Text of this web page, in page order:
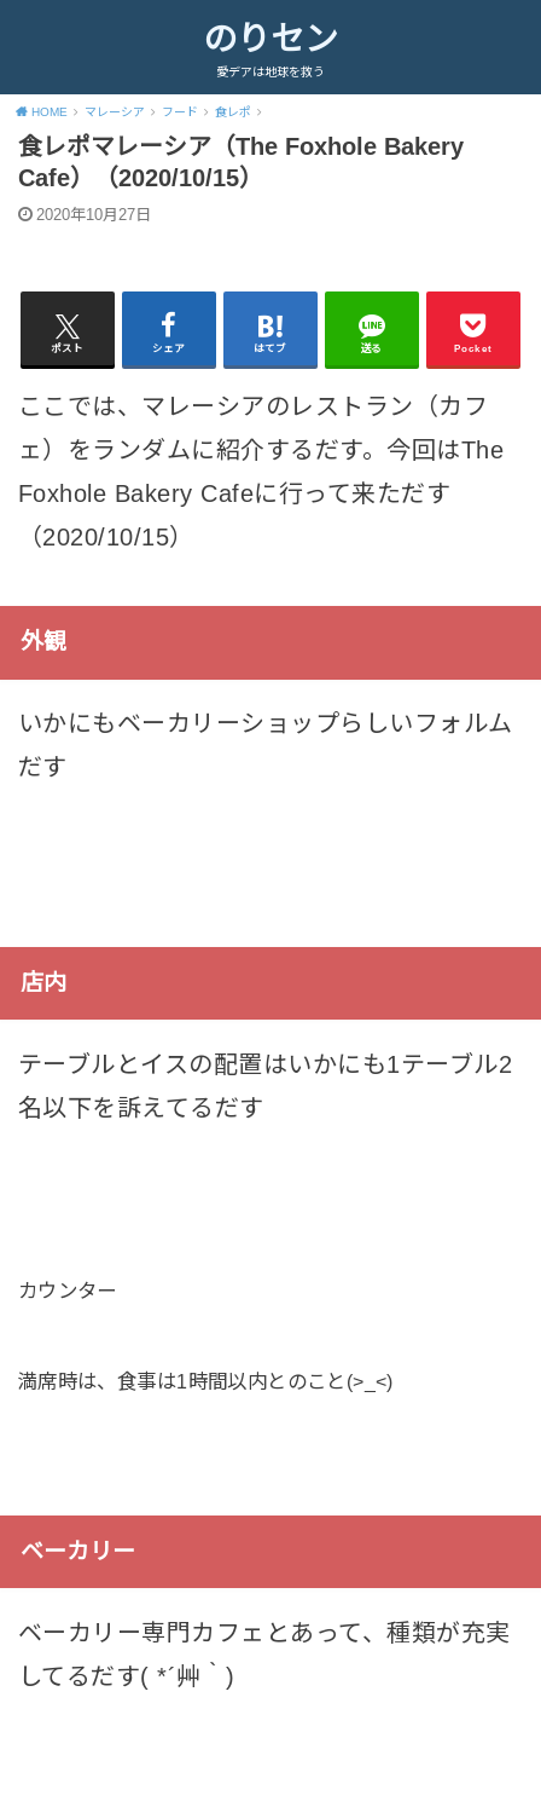
のりセン
愛デアは地球を救う
HOME マレーシア フード 食レポ
食レポマレーシア（The Foxhole Bakery
Cafe）（2020/10/15）
2020年10月27日
ポスト シェア はてブ 送る Pocket
ここでは、マレーシアのレストラン（カフ
ェ）をランダムに紹介するだす。今回はThe
Foxhole Bakery Cafeに行って来ただす
（2020/10/15）
外観
いかにもベーカリーショップらしいフォルム
だす
店内
テーブルとイスの配置はいかにも1テーブル2
名以下を訴えてるだす
カウンター
満席時は、食事は1時間以内とのこと(>_<)
ベーカリー
ベーカリー専門カフェとあって、種類が充実
してるだす( *´艸｀)